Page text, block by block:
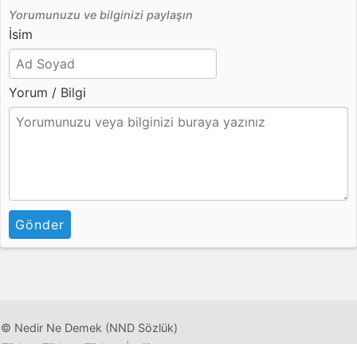
Yorumunuzu ve bilginizi paylaşın
İsim
Yorum / Bilgi
Gönder
© Nedir Ne Demek (NND Sözlük)